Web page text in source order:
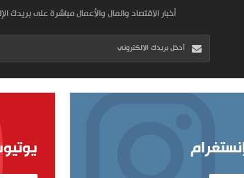
أخبار الاقتصاد والمال والأعمال مباشرة على بريدك